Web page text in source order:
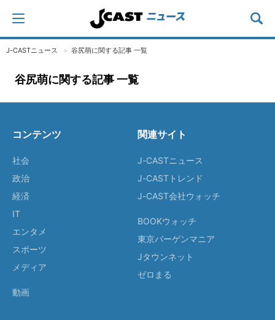
J-CASTニュース 谷尻萌に関する記事 一覧
谷尻萌に関する記事 一覧
コンテンツ
社会
政治
経済
IT
エンタメ
スポーツ
メディア
動画
関連サイト
J-CASTニュース
J-CASTトレンド
J-CAST会社ウォッチ
BOOKウォッチ
東京バーゲンマニア
Jタウンネット
ゼロまる